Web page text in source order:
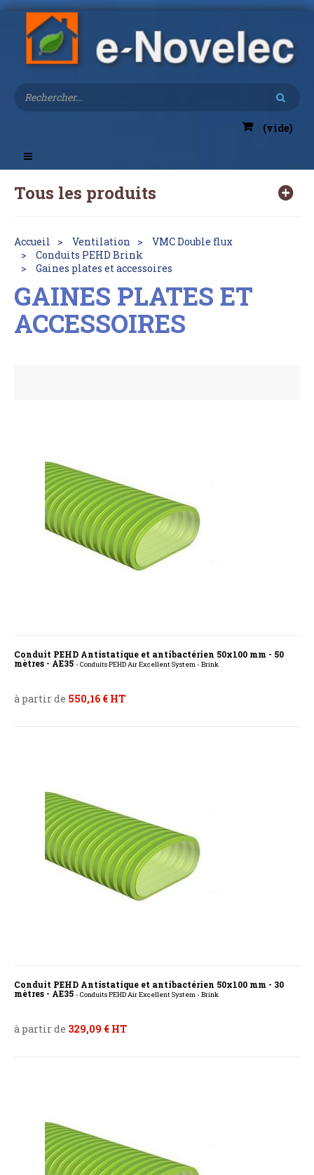
(vide)
Toggle
navigation
Tous les produits
Accueil Ventilation
VMC Double flux
Conduits PEHD Brink
Gaines plates et accessoires
GAINES PLATES ET
ACCESSOIRES
Conduit PEHD Antistatique et antibactérien 50x100 mm - 50
mètres - AE35 - Conduits PEHD Air Excellent System - Brink
à partir de 550,16 € HT
Conduit PEHD Antistatique et antibactérien 50x100 mm - 30
mètres - AE35 - Conduits PEHD Air Excellent System - Brink
à partir de 329,09 € HT